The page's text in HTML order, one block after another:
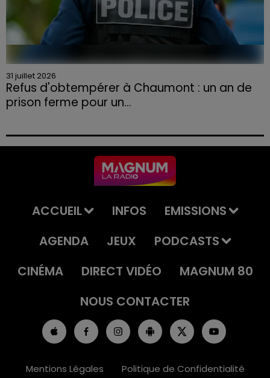
31 juillet 2026
Refus d'obtempérer à Chaumont : un an de
prison ferme pour un...
permis et la confiscation de son véhicule.
ACCUEIL INFOS
EMISSIONS
AGENDA
JEUX
PODCASTS
CINÉMA
DIRECT VIDÉO
MAGNUM 80
NOUS CONTACTER
Mentions Légales Politique de Confidentialité